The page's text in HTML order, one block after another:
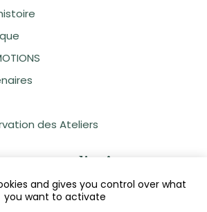
des Ateliers
votre atelier !
and gives you control over what
you want to activate